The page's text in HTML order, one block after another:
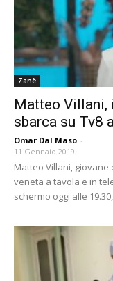
Zanè
Matteo Villani,
sbarca su Tv8
Omar Dal Maso -
11 Gennaio 2019
Matteo Villani, giovane
veneta a tavola e in
schermo oggi alle